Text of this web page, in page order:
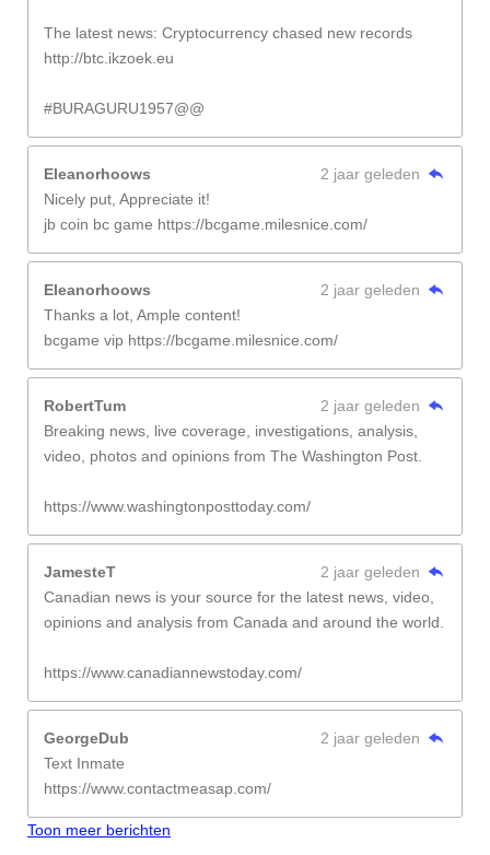
The latest news: Cryptocurrency chased new records
http://btc.ikzoek.eu
#BURAGURU1957@@
Eleanorhoows
2 jaar geleden
Nicely put, Appreciate it!
jb coin bc game https://bcgame.milesnice.com/
Eleanorhoows
2 jaar geleden
Thanks a lot, Ample content!
bcgame vip https://bcgame.milesnice.com/
RobertTum
2 jaar geleden
Breaking news, live coverage, investigations, analysis,
video, photos and opinions from The Washington Post.
https://www.washingtonposttoday.com/
JamesteT
2 jaar geleden
Canadian news is your source for the latest news, video,
opinions and analysis from Canada and around the world.
https://www.canadiannewstoday.com/
GeorgeDub
2 jaar geleden
Text Inmate
https://www.contactmeasap.com/
Toon meer berichten